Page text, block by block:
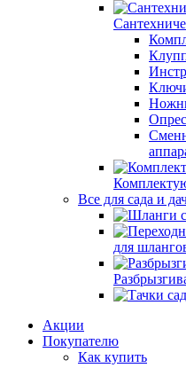
Все для сада и
для
Акции
Покупателю
Как купить